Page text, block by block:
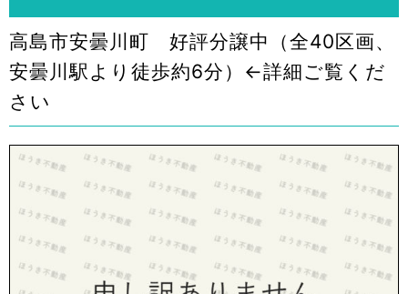
高島市安曇川町 好評分譲中（全40区画、
安曇川駅より徒歩約6分）←詳細ご覧くだ
さい